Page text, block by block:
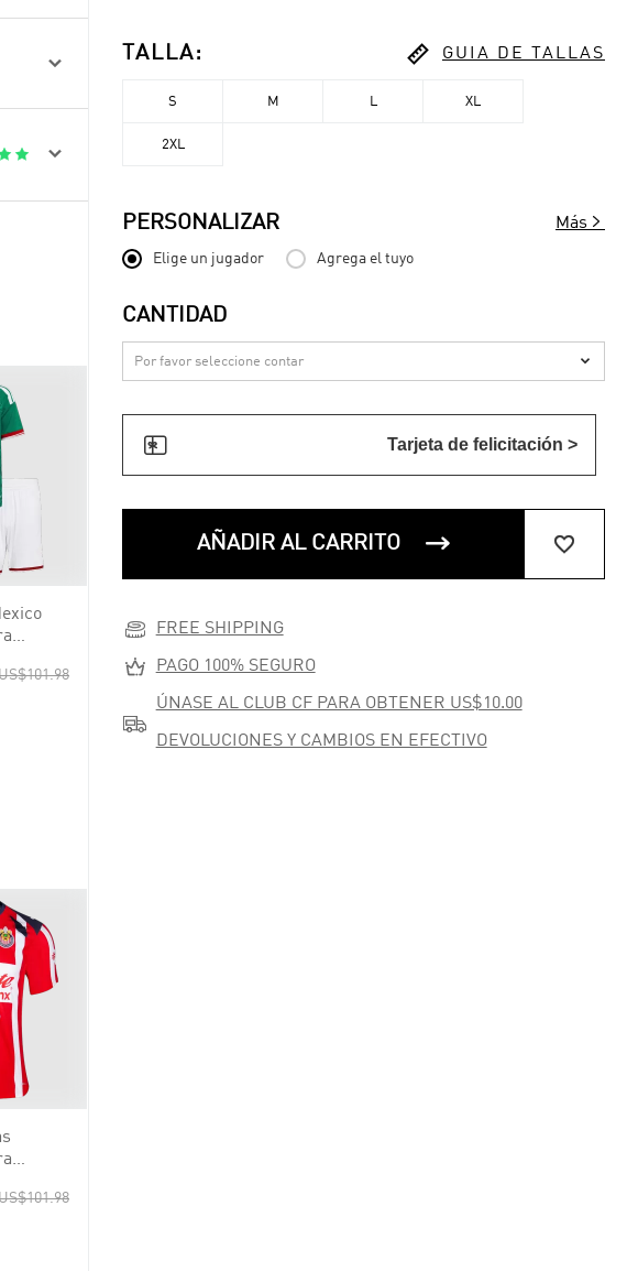
TALLA:  GUIA DE TALLAS
S M XL
2XL
PERSONALIZAR Más 
Elige un jugador Agrega el tuyo
CANTIDAD

 Tarjeta de felicitación >
AÑADIR AL CARRITO  
 FREE SHIPPING
 PAGO 100% SEGURO

ÚNASE AL CLUB CF PARA OBTENER US$10.00
DEVOLUCIONES Y CAMBIOS EN EFECTIVO

 
-